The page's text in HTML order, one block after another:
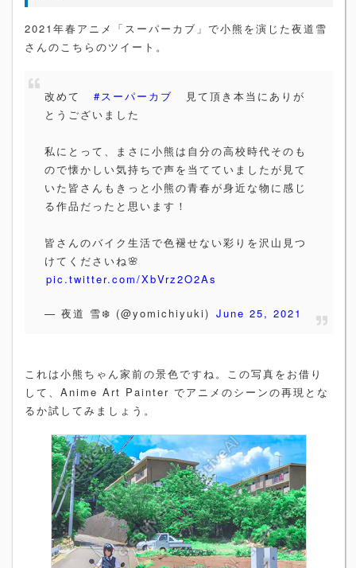
2021年春アニメ「スーパーカブ」で小熊を演じた夜道雪
さんのこちらのツイート。
改めて #スーパーカブ
見て頂き本当にありが
とうございました
私にとって、まさに小熊は自分の高校時代そのも
ので懐かしい気持ちで声を当てていましたが見て
いた皆さんもきっと小熊の青春が身近な物に感じ
る作品だったと思います！
皆さんのバイク生活で色褪せない彩りを沢山見つ
けてくださいね🌸
pic.twitter.com/XbVrz2O2As
— 夜道 雪❄️ (@yomichiyuki) June 25, 2021
これは小熊ちゃん家前の景色ですね。この写真をお借り
して、Anime Art Painter でアニメのシーンの再現とな
るか試してみましょう。